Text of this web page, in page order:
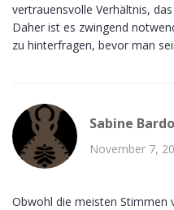
vertrauensvolle Verhältnis,
Daher ist es zwingend
zu hinterfragen, bevor man
Sabine
November 7,
Obwohl die meisten Stimmen